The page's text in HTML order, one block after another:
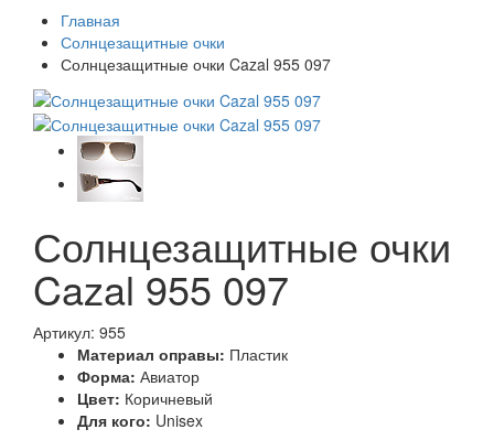
Главная
Солнцезащитные очки
Солнцезащитные очки Cazal 955 097
Солнцезащитные очки
Cazal 955 097
Артикул: 955
Материал оправы: Пластик
Форма: Авиатор
Цвет: Коричневый
Для кого: Unisex